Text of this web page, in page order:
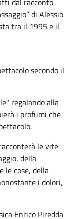
dal racconto
di Alessio
tra il 1995 e il
secondo il
regalando alla
i profumi che
le vite
della
le cose, della
i dolori,
Enrico Piredda